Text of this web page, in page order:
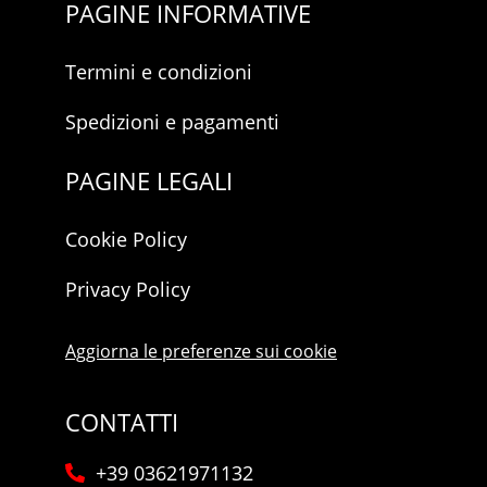
PAGINE INFORMATIVE
Termini e condizioni
Spedizioni e pagamenti
PAGINE LEGALI
Cookie Policy
Privacy Policy
Aggiorna le preferenze sui cookie
CONTATTI
+39 03621971132